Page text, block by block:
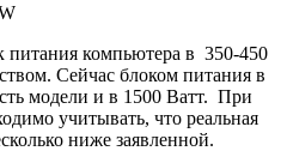
питания компьютера в 350-450
Сейчас блоком питания в
модели и в 1500 Ватт. При
учитывать, что реальная
ниже заявленной.